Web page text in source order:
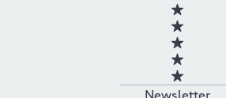
Newsletter